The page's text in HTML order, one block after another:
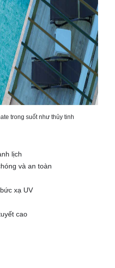
trong suốt như thủy tinh​
lịch
và an toàn
xạ UV
cao